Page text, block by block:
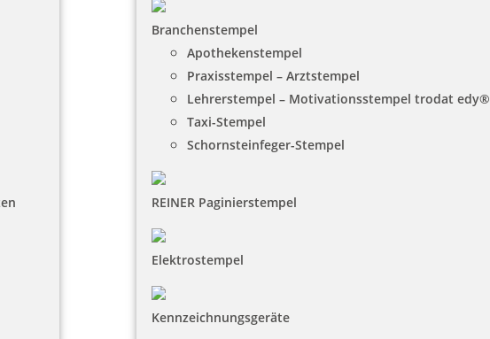
Branchenstempel
Apothekenstempel
Praxisstempel – Arztstempel
Lehrerstempel – Motivationsstempel trodat edy®
Taxi-Stempel
Schornsteinfeger-Stempel
REINER Paginierstempel
Elektrostempel
Kennzeichnungsgeräte